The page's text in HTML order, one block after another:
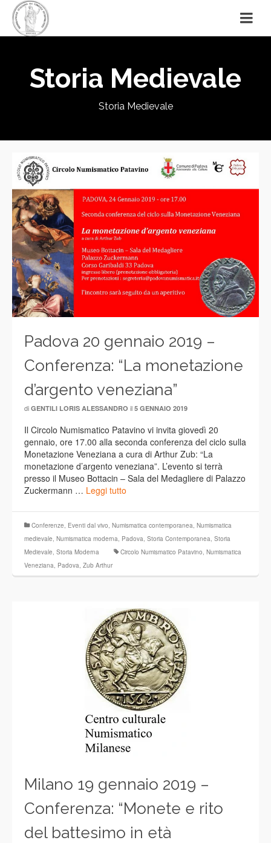
Storia Medievale
Storia Medievale
Padova 20 gennaio 2019 –
Conferenza: “La monetazione
d’argento veneziana”
di GENTILI LORIS ALESSANDRO il 5 GENNAIO 2019
Il Circolo Numismatico Patavino vi invita giovedì 20
gennaio, ore 17.00 alla seconda conferenza del ciclo sulla
Monetazione Veneziana a cura di Arthur Zub: “La
monetazione d’argento veneziana”. L’evento si terrà
presso il Museo Bottacin – Sala del Medagliere di Palazzo
Zuckermann … Leggi tutto
Conferenze Eventi dal vivo Numismatica contemporanea Numismatica
medievale Numismatica moderna Padova Storia Contemporanea Storia
Medievale Storia Moderna Circolo Numismatico Patavino Numismatica
Veneziana Padova Zub Arthur
Milano 19 gennaio 2019 –
Conferenza: “Monete e rito
del battesimo in età